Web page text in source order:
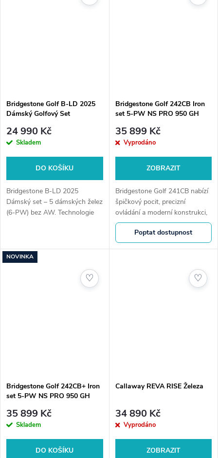
Bridgestone Golf B-LD 2025
Dámský Golfový Set
24 990 Kč
Skladem
DO KOŠÍKU
Bridgestone B-LD 2025
Dámský set – 5 dámských želez
(6-PW) bez AW. Technologie
Bridgestone Golf 242CB Iron
set 5-PW NS PRO 950 GH
35 899 Kč
Vyprodáno
ZOBRAZIT
Bridgestone Golf 241CB nabízí
špičkový pocit, precizní
ovládání a moderní konstrukci,
která podporuje konzistentní
výsledky na jakémkoli typu
povrchu.
Poptat dostupnost
NOVINKA
Bridgestone Golf 242CB+ Iron
set 5-PW NS PRO 950 GH
35 899 Kč
Skladem
DO KOŠÍKU
♡
Callaway REVA RISE Železa
34 890 Kč
Vyprodáno
ZOBRAZIT
♡